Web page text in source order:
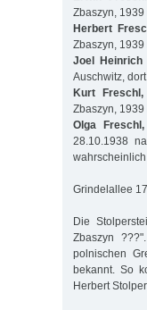
Zbaszyn,
Herbert
Zbaszyn,
Joel Heinrich
Auschwitz,
Kurt Freschl,
Zbaszyn,
Olga Freschl,
28.10.1938
Grindelallee
Die
Zbaszyn
polnischen
bekannt. So
Herbert